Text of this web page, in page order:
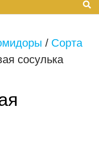
/ Сорта
сосулька